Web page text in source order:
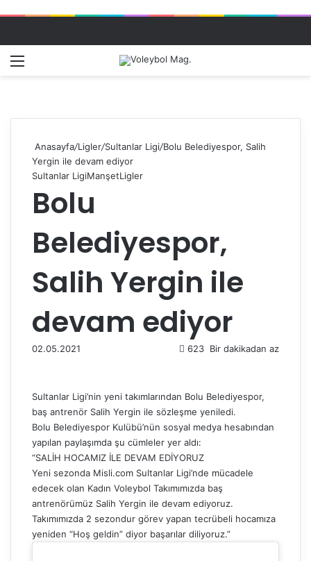
Anasayfa/Ligler/Sultanlar Ligi/Bolu Belediyespor, Salih
Yergin ile devam ediyor
Sultanlar LigiManşetLigler
Bolu
Belediyespor,
Salih Yergin ile
devam ediyor
02.05.2021 623 Bir dakikadan az
Sultanlar Ligi’nin yeni takımlarından Bolu Belediyespor,
baş antrenör Salih Yergin ile sözleşme yeniledi.
Bolu Belediyespor Kulübü’nün sosyal medya hesabından
yapılan paylaşımda şu cümleler yer aldı:
“SALİH HOCAMIZ İLE DEVAM EDİYORUZ
Yeni sezonda Misli.com Sultanlar Ligi’nde mücadele
edecek olan Kadın Voleybol Takımımızda baş
antrenörümüz Salih Yergin ile devam ediyoruz.
Takımımızda 2 sezondur görev yapan tecrübeli hocamıza
yeniden “Hoş geldin” diyor başarılar diliyoruz.”